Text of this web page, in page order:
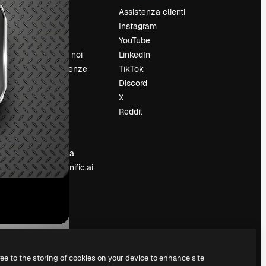
Prezzi
Chi siamo
Recensioni
Lavora con noi
Cerca tendenze
Blog
Eventi
Slidesgo
Vendi i tuoi
contenuti
Sala stampa
Cerchi magnific.ai
Assistenza clienti
Instagram
YouTube
LinkedIn
TikTok
Discord
X
Reddit
to the storing of cookies on your device to enhance site